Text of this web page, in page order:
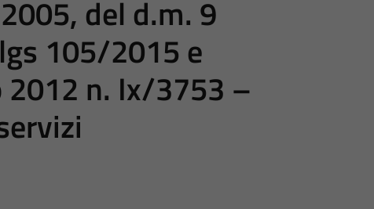
del d.m. 9
105/2015 e
2012 n. Ix/3753 –